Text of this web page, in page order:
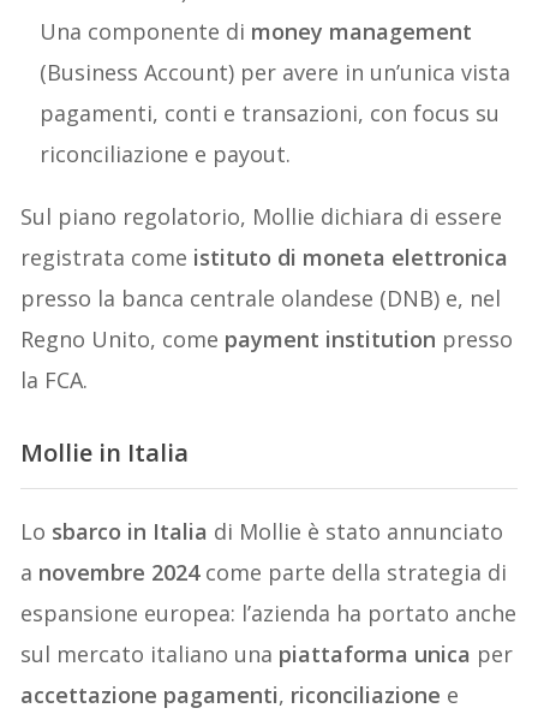
Una componente di money management
(Business Account) per avere in un’unica vista
pagamenti, conti e transazioni, con focus su
riconciliazione e payout.
Sul piano regolatorio, Mollie dichiara di essere
registrata come istituto di moneta elettronica
presso la banca centrale olandese (DNB) e, nel
Regno Unito, come payment institution presso
la FCA.
Mollie in Italia
Lo sbarco in Italia di Mollie è stato annunciato
a novembre 2024come parte della strategia di
espansione europea: l’azienda ha portato anche
sul mercato italiano una piattaforma unica per
accettazione pagamenti, riconciliazione e